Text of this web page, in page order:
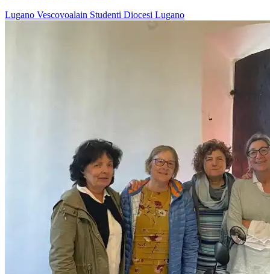
Lugano Vescovoalain Studenti Diocesi Lugano